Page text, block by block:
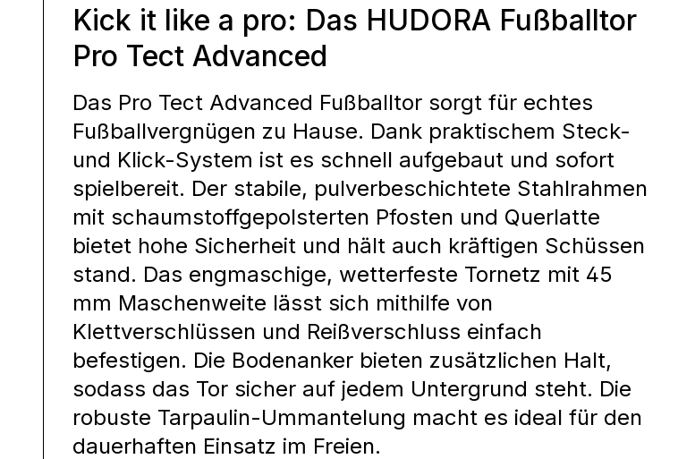
Kick it like a pro: Das HUDORA Fußballtor
Pro Tect Advanced
Das Pro Tect Advanced Fußballtor sorgt für echtes
Fußballvergnügen zu Hause. Dank praktischem Steck-
und Klick-System ist es schnell aufgebaut und sofort
spielbereit. Der stabile, pulverbeschichtete Stahlrahmen
mit schaumstoffgepolsterten Pfosten und Querlatte
bietet hohe Sicherheit und hält auch kräftigen Schüssen
stand. Das engmaschige, wetterfeste Tornetz mit 45
mm Maschenweite lässt sich mithilfe von
Klettverschlüssen und Reißverschluss einfach
befestigen. Die Bodenanker bieten zusätzlichen Halt,
sodass das Tor sicher auf jedem Untergrund steht. Die
robuste Tarpaulin-Ummantelung macht es ideal für den
dauerhaften Einsatz im Freien.